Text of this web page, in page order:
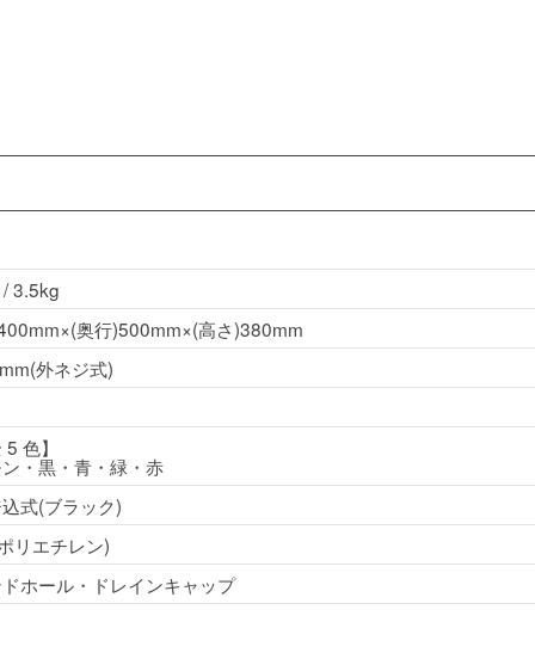
3.5kg
奥行)500mm×(高さ)380mm
外ネジ式)
色】
・黒・青・緑・赤
式(ブラック)
リエチレン)
ホール・ドレインキャップ